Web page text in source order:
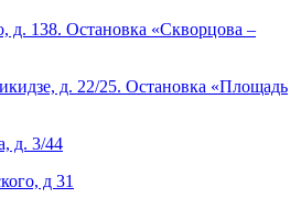
д. 138. Остановка «Скворцова –
д. 22/25. Остановка «Площадь
д. 3/44
д 31